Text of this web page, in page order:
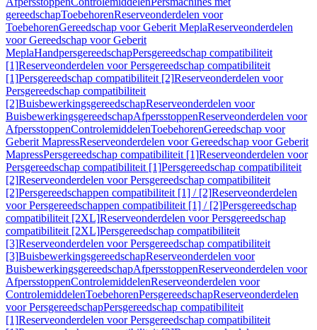
gereedschapToebehorenReserveonderdelen voor
ToebehorenGereedschap voor Geberit MeplaReserveonderdelen
voor Gereedschap voor Geberit
MeplaHandpersgereedschapPersgereedschap compatibiliteit
[1]Reserveonderdelen voor Persgereedschap compatibiliteit
[1]Persgereedschap compatibiliteit [2]Reserveonderdelen voor
Persgereedschap compatibiliteit
[2]BuisbewerkingsgereedschapReserveonderdelen voor
BuisbewerkingsgereedschapAfpersstoppenReserveonderdelen voor
AfpersstoppenControlemiddelenToebehorenGereedschap voor
Geberit MapressReserveonderdelen voor Gereedschap voor Geberit
MapressPersgereedschap compatibiliteit [1]Reserveonderdelen voor
Persgereedschap compatibiliteit [1]Persgereedschap compatibiliteit
[2]Reserveonderdelen voor Persgereedschap compatibiliteit
[2]Persgereedschappen compatibiliteit [1] / [2]Reserveonderdelen
voor Persgereedschappen compatibiliteit [1] / [2]Persgereedschap
compatibiliteit [2XL]Reserveonderdelen voor Persgereedschap
compatibiliteit [2XL]Persgereedschap compatibiliteit
[3]Reserveonderdelen voor Persgereedschap compatibiliteit
[3]BuisbewerkingsgereedschapReserveonderdelen voor
BuisbewerkingsgereedschapAfpersstoppenReserveonderdelen voor
AfpersstoppenControlemiddelenReserveonderdelen voor
ControlemiddelenToebehorenPersgereedschapReserveonderdelen
voor PersgereedschapPersgereedschap compatibiliteit
[1]Reserveonderdelen voor Persgereedschap compatibiliteit